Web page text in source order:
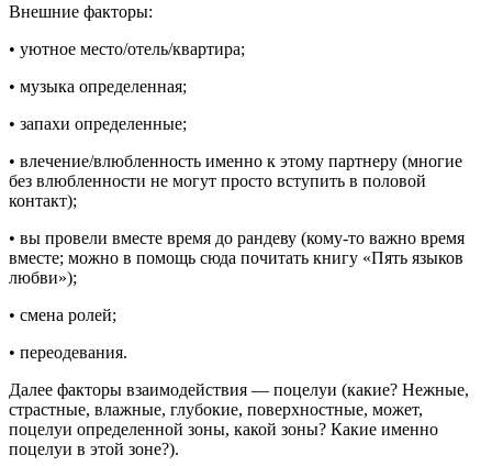
Внешние факторы:
• уютное место/отель/квартира;
• музыка определенная;
• запахи определенные;
• влечение/влюбленность именно к этому партнеру (многие
без влюбленности не могут просто вступить в половой
контакт);
• вы провели вместе время до рандеву (кому-то важно время
вместе; можно в помощь сюда почитать книгу «Пять языков
любви»);
• смена ролей;
• переодевания.
Далее факторы взаимодействия — поцелуи (какие? Нежные,
страстные, влажные, глубокие, поверхностные, может,
поцелуи определенной зоны, какой зоны? Какие именно
поцелуи в этой зоне?).